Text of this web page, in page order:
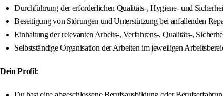
Durchführung der erforderlichen Qualitäts-, Hygiene- und
Beseitigung von Störungen und Unterstützung bei anfallenden
Einhaltung der relevanten Arbeits-, Verfahrens-, Qualitäts-,
Selbstständige Organisation der Arbeiten im jeweiligen
Dein Profil: